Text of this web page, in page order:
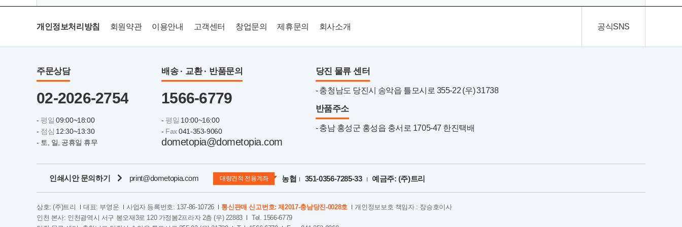
개인정보처리방침 회원약관 이용안내 고객센터 창업문의 제휴문의 회사소개 공식SNS
주문상담
02-2026-2754
- 평일 09:00~18:00
- 점심 12:30~13:30
- 토, 일, 공휴일 휴무
배송 · 교환 · 반품문의
1566-6779
- 평일 10:00~16:00
- Fax041-353-9060
dometopia@dometopia.com
당진 물류 센터
- 충청남도 당진시 송악읍 틀모시로 355-22 (우) 31738
반품주소
- 충남 홍성군 홍성읍 충서로 1705-47 한진택배
인쇄시안 문의하기 print@dometopia.com 대량견적 전용계좌 농협 351-0356-7285-33 예금주: (주)트리
상호: (주)트리 대표: 부영운 사업자 등록번호: 137-86-10726 통신판매 신고번호: 제2017-충남당진-0028호
개인정보보호 책임자 : 장승호이사
인천 본사: 인천광역시 서구 봉오재3로 120 가정봄2프라자 2층 (우) 22883
Tel. 1566-6779